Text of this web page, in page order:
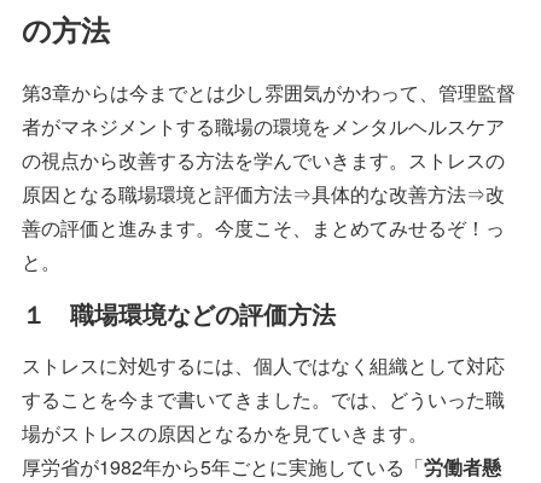
の方法
第3章からは今までとは少し雰囲気がかわって、管理監督
者がマネジメントする職場の環境をメンタルヘルスケア
の視点から改善する方法を学んでいきます。ストレスの
原因となる職場環境と評価方法⇒具体的な改善方法⇒改
善の評価と進みます。今度こそ、まとめてみせるぞ！っ
と。
１ 職場環境などの評価方法
ストレスに対処するには、個人ではなく組織として対応
することを今まで書いてきました。では、どういった職
場がストレスの原因となるかを見ていきます。
厚労省が1982年から5年ごとに実施している「労働者懸